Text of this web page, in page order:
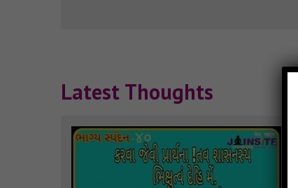
Latest Thoughts